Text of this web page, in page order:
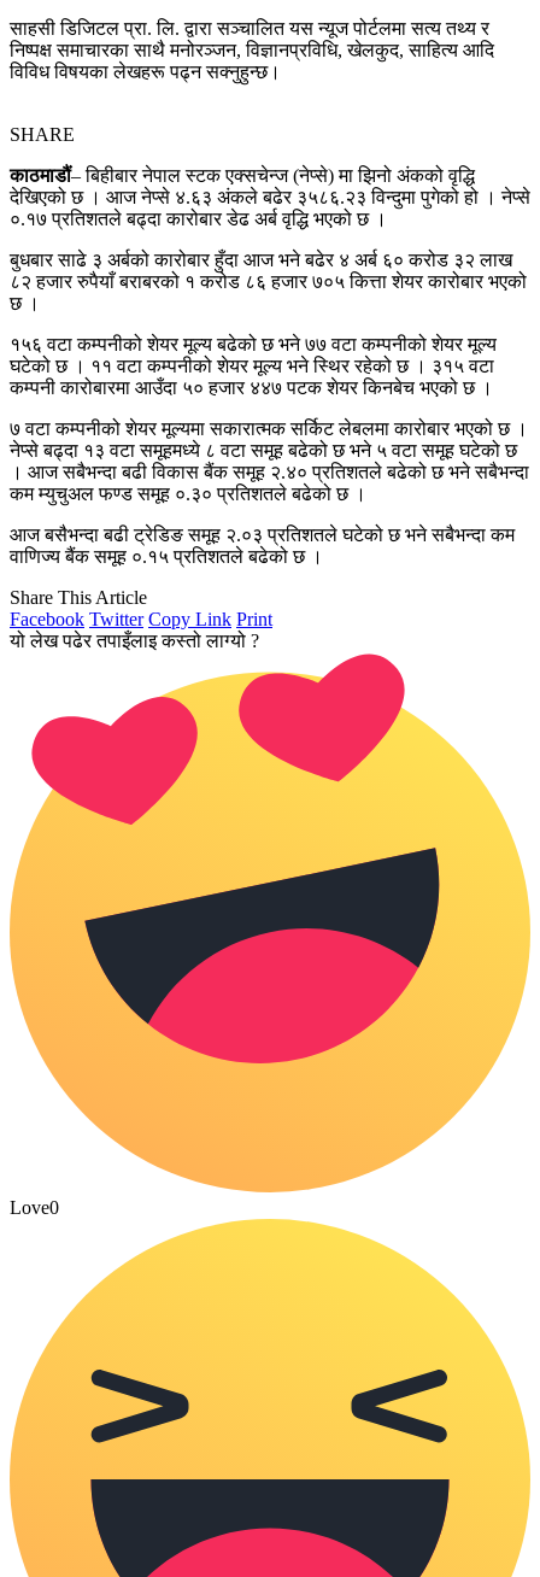
साहसी डिजिटल प्रा. लि. द्वारा सञ्चालित यस न्यूज पोर्टलमा सत्य तथ्य र
निष्पक्ष समाचारका साथै मनोरञ्जन, विज्ञानप्रविधि, खेलकुद, साहित्य आदि
विविध विषयका लेखहरू पढ्न सक्नुहुन्छ।
SHARE
काठमाडौं– बिहीबार नेपाल स्टक एक्सचेन्ज (नेप्से) मा झिनो अंकको वृद्धि
देखिएको छ । आज नेप्से ४.६३ अंकले बढेर ३५८६.२३ विन्दुमा पुगेको हो । नेप्से
०.१७ प्रतिशतले बढ्दा कारोबार डेढ अर्ब वृद्धि भएको छ ।
बुधबार साढे ३ अर्बको कारोबार हुँदा आज भने बढेर ४ अर्ब ६० करोड ३२ लाख
८२ हजार रुपैयाँ बराबरको १ करोड ८६ हजार ७०५ कित्ता शेयर कारोबार भएको
छ ।
१५६ वटा कम्पनीको शेयर मूल्य बढेको छ भने ७७ वटा कम्पनीको शेयर मूल्य
घटेको छ । ११ वटा कम्पनीको शेयर मूल्य भने स्थिर रहेको छ । ३१५ वटा
कम्पनी कारोबारमा आउँदा ५० हजार ४४७ पटक शेयर किनबेच भएको छ ।
७ वटा कम्पनीको शेयर मूल्यमा सकारात्मक सर्किट लेबलमा कारोबार भएको छ ।
नेप्से बढ्दा १३ वटा समूहमध्ये ८ वटा समूह बढेको छ भने ५ वटा समूह घटेको छ
। आज सबैभन्दा बढी विकास बैंक समूह २.४० प्रतिशतले बढेको छ भने सबैभन्दा
कम म्युचुअल फण्ड समूह ०.३० प्रतिशतले बढेको छ ।
आज बसैभन्दा बढी ट्रेडिङ समूह २.०३ प्रतिशतले घटेको छ भने सबैभन्दा कम
वाणिज्य बैंक समूह ०.१५ प्रतिशतले बढेको छ ।
Share This Article
Facebook Twitter Copy Link Print
यो लेख पढेर तपाइँलाइ कस्तो लाग्यो ?
Love0